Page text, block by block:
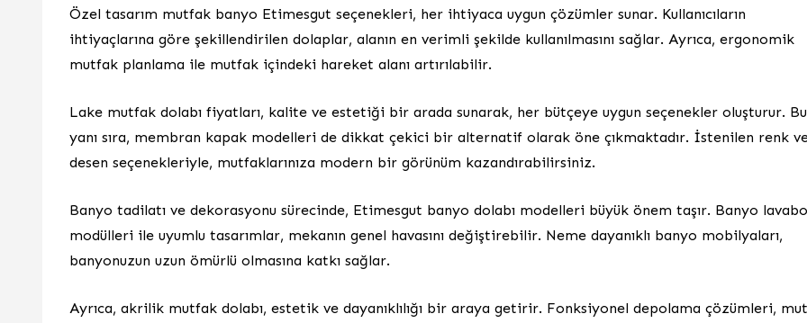
Özel tasarım mutfak banyo Etimesgut seçenekleri, her ihtiyaca uygun çözümler sunar. Kullanıcıların
ihtiyaçlarına göre şekillendirilen dolaplar, alanın en verimli şekilde kullanılmasını sağlar. Ayrıca, ergonomik
mutfak planlama ile mutfak içindeki hareket alanı artırılabilir.
Lake mutfak dolabı fiyatları, kalite ve estetiği bir arada sunarak, her bütçeye uygun seçenekler oluşturur.
yanı sıra, membran kapak modelleri de dikkat çekici bir alternatif olarak öne çıkmaktadır. İstenilen renk
desen seçenekleriyle, mutfaklarınıza modern bir görünüm kazandırabilirsiniz.
Banyo tadilatı ve dekorasyonu sürecinde, Etimesgut banyo dolabı modelleri büyük önem taşır. Banyo lavabo
modülleri ile uyumlu tasarımlar, mekanın genel havasını değiştirebilir. Neme dayanıklı banyo mobilyaları,
banyonuzun uzun ömürlü olmasına katkı sağlar.
Ayrıca, akrilik mutfak dolabı, estetik ve dayanıklılığı bir araya getirir. Fonksiyonel depolama çözümleri,